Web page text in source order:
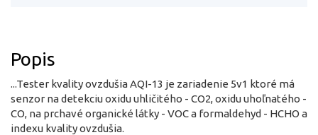
Popis
...Tester kvality ovzdušia AQI-13 je zariadenie 5v1 ktoré má
senzor na detekciu oxidu uhličitého - CO2, oxidu uhoľnatého -
CO, na prchavé organické látky - VOC a formaldehyd - HCHO a
indexu kvality ovzdušia.